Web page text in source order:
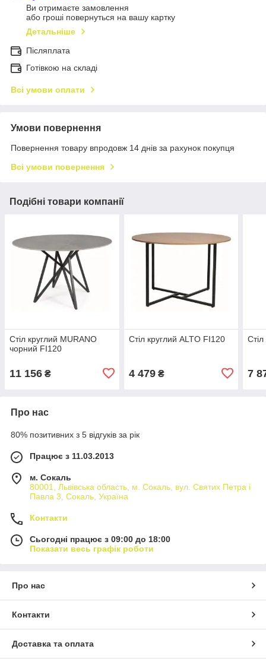
Ви отримаєте замовлення
або гроші повернуться на вашу картку
Детальніше
Післяплата
Готівкою на складі
Всі умови оплати
Умови повернення
Повернення товару впродовж 14 днів за рахунок покупця
Всі умови повернення
Подібні товари компанії
Стіл круглий MURANO
чорний FI120
11 156 ₴
Стіл круглий ALTO FI120
4 479₴ 7
Про нас
80% позитивних з 5 відгуків за рік
Працює з 11.03.2013
м. Сокаль
80001, Львівська область, м. Сокаль, вул. Святих Петра і
Павла 3, Сокаль, Україна
Контакти
Сьогодні працює з 09:00 до 18:00
Показати весь графік роботи
Про нас
Контакти
Доставка та оплата